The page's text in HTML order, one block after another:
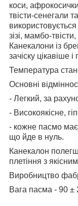
коси,
твісти-сенегали
зізі, мамбо-
Канекалони із
зачіску цікавіше і
Температура
Основні
- Легкий, за
- Високоякісне,
- кожне пасмо має
що йде в нуль.
Канекалон
плетіння з
Виробництво
Вага пасма - 90 ±